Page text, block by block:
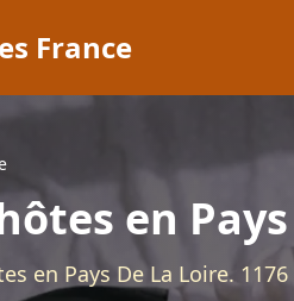
France
en
en Pays De La Loire.